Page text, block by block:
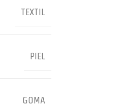
TEXTIL
PIEL
GOMA